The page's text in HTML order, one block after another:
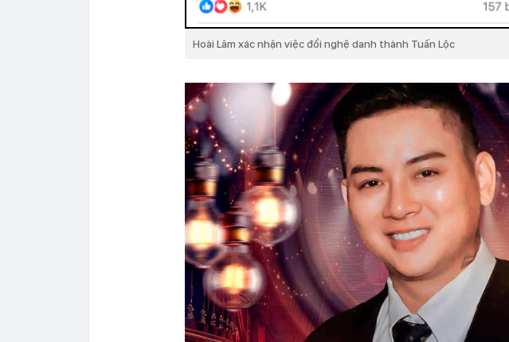
Hoài Lâm xác nhận việc đổi nghệ danh thành Tuấn Lộc